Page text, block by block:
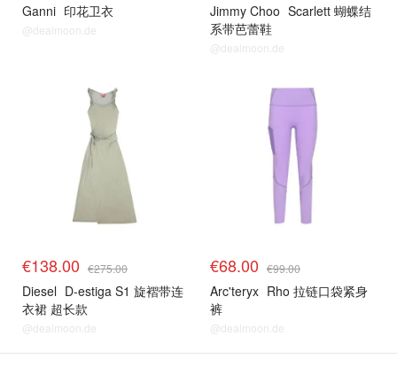
Ganni 印花卫衣
@dealmoon.de
Jimmy Choo Scarlett 蝴蝶结
系带芭蕾鞋
@dealmoon.de
€138.00 €275.00
Diesel D-estiga S1 旋褶带连
衣裙 超长款
@dealmoon.de
€68.00 €99.00
Arc'teryx Rho 拉链口袋紧身
裤
@dealmoon.de